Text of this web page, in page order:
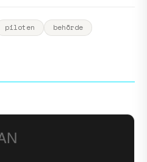
piloten
behörde